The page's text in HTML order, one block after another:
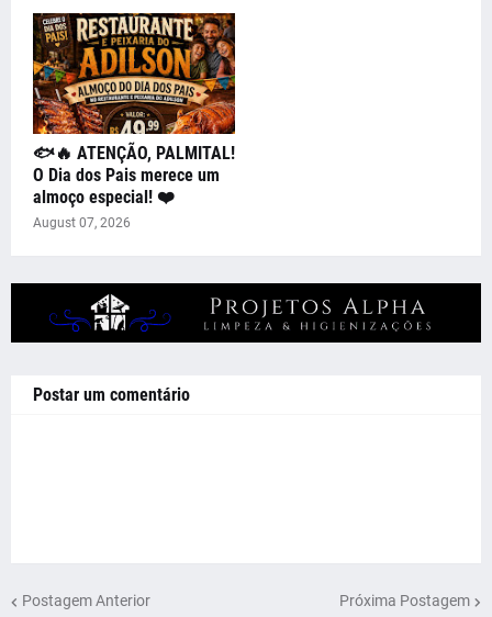
🐟🔥 ATENÇÃO, PALMITAL!
O Dia dos Pais merece um
almoço especial! ❤️
August 07, 2026
Postar um comentário
Postagem Anterior Próxima Postagem